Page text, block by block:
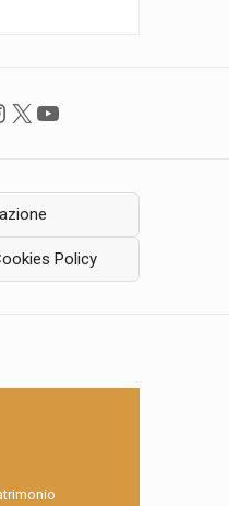
X YouTube
Policy